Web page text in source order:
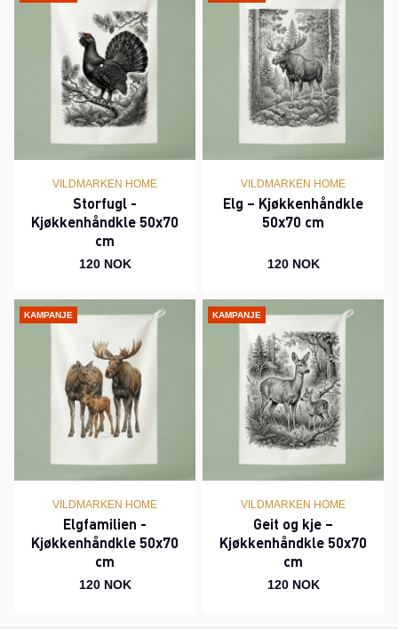
VILDMARKEN HOME
Storfugl -
Kjøkkenhåndkle 50x70
cm
120 NOK
VILDMARKEN HOME
Elg – Kjøkkenhåndkle
50x70 cm
120 NOK
KAMPANJE
VILDMARKEN HOME
Elgfamilien -
Kjøkkenhåndkle 50x70
cm
120 NOK
KAMPANJE
VILDMARKEN HOME
Geit og kje –
Kjøkkenhåndkle 50x70
cm
120 NOK